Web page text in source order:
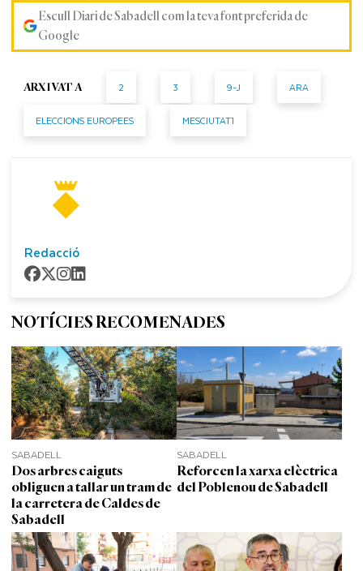
Escull Diari de Sabadell com la teva font preferida de
Google
ARXIVAT A 2 3 9-J ARA
ELECCIONS EUROPEES MESCIUTAT1
Redacció
NOTÍCIES RECOMENADES
SABADELL
Dos arbres caiguts
obliguen a tallar un tram de
la carretera de Caldes de
Sabadell
SABADELL
Reforcen la xarxa elèctrica
del Poblenou de Sabadell